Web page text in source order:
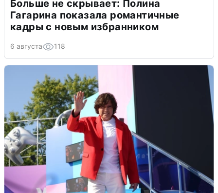
Больше не скрывает: Полина
Гагарина показала романтичные
кадры с новым избранником
6 августа 118